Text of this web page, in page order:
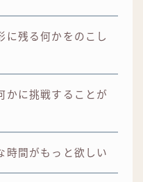
残る何かをのこし
に挑戦することが
間がもっと欲しい